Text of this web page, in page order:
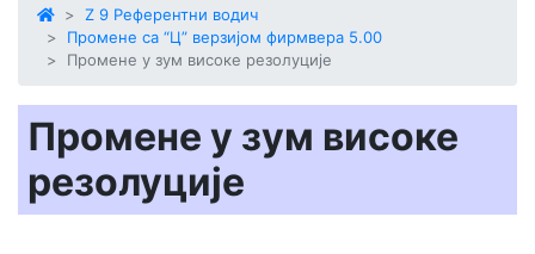
Z 9 Референтни водич
Промене са “Ц” верзијом фирмвера 5.00
Промене у зум високе резолуције
Промене у зум високе
резолуције